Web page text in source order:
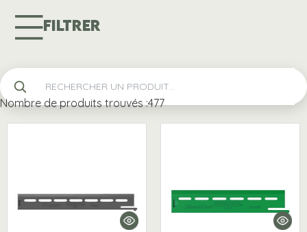
FILTRER
Nombre de produits trouvés :477